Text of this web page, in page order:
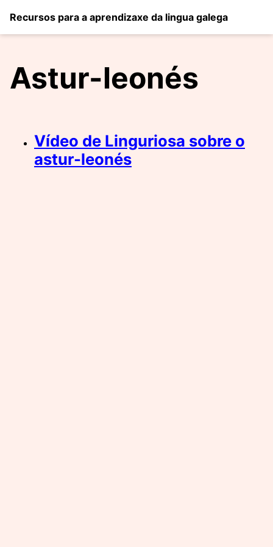
Recursos para a aprendizaxe da lingua galega
Astur-leonés
Vídeo de Linguriosa sobre o
astur-leonés